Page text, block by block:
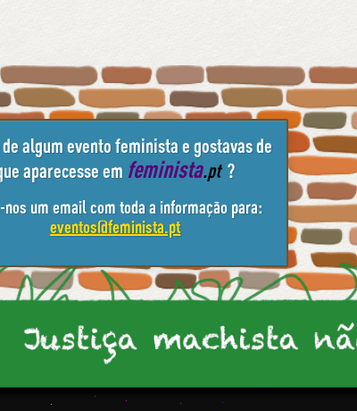
de algum evento feminista e gostavas de
aparecesse em feminista.pt ?
nos um email com toda a informação para:
eventos@feminista.pt